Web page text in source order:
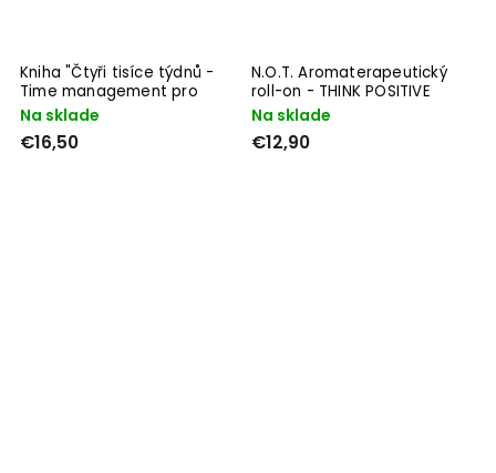
Kniha "Čtyři tisíce týdnů -
Time management pro
smrtelníky" - Oliver
Na sklade
€16,50
N.O.T. Aromaterapeutický
roll-on - THINK POSITIVE
Na sklade
€12,90